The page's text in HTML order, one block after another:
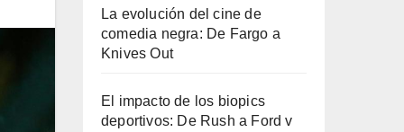
La evolución del cine de
comedia negra: De Fargo a
Knives Out
El impacto de los biopics
deportivos: De Rush a Ford v